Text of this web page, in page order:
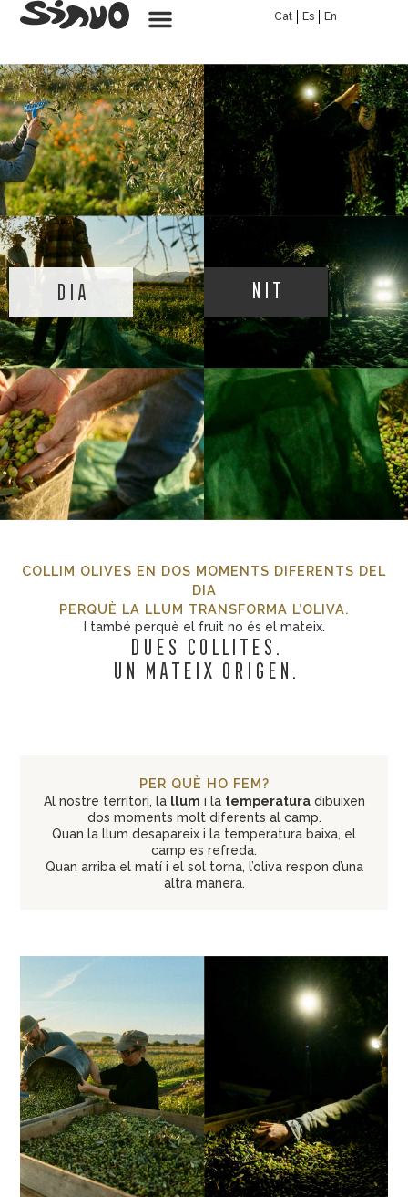
Cat Es En
DIA nit
COLLIM OLIVES EN DOS MOMENTS DIFERENTS DEL
DIA
PERQUÈ LA LLUM TRANSFORMA L’OLIVA.
I també perquè el fruit no és el mateix.
dues collites.
un mateix origen.
PER QUÈ HO FEM?
Al nostre territori, la llum i la temperaturadibuixen
dos moments molt diferents al camp.
Quan la llum desapareix i la temperatura baixa, el
camp es refreda.
Quan arriba el matí i el sol torna, l’oliva respon d’una
altra manera.